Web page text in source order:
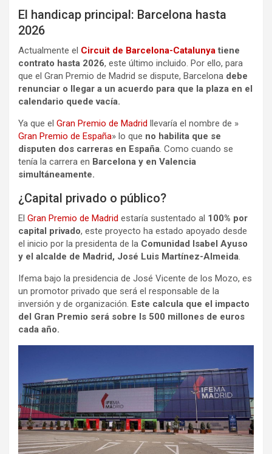
El handicap principal: Barcelona hasta
2026
Actualmente el Circuit de Barcelona-Catalunyatiene
contrato hasta 2026, este último incluido. Por ello, para
que el Gran Premio de Madrid se dispute, Barcelona debe
renunciar o llegar a un acuerdo para que la plaza en el
calendario quede vacía.
Ya que el Gran Premio de Madrid llevaría el nombre de »
Gran Premio de España» lo que no habilita que se
disputen dos carreras en España. Como cuando se
tenía la carrera en Barcelona y en Valencia
simultáneamente.
¿Capital privado o público?
El Gran Premio de Madrid estaría sustentado al 100% por
capital privado, este proyecto ha estado apoyado desde
el inicio por la presidenta de la Comunidad Isabel Ayuso
y el alcalde de Madrid, José Luis Martínez-Almeida.
Ifema bajo la presidencia de José Vicente de los Mozo, es
un promotor privado que será el responsable de la
inversión y de organización. Este calcula que el impacto
del Gran Premio será sobre ls 500 millones de euros
cada año.